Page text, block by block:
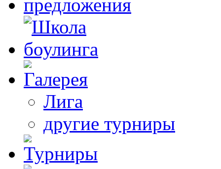
Лига
другие турниры